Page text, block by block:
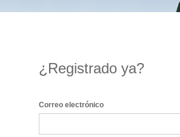
¿Registrado ya?
Inicio de sesión: usuario y contraseña
Correo electrónico